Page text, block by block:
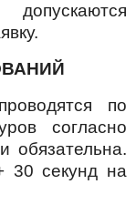
по
согласно
обязательна.
30 секунд на